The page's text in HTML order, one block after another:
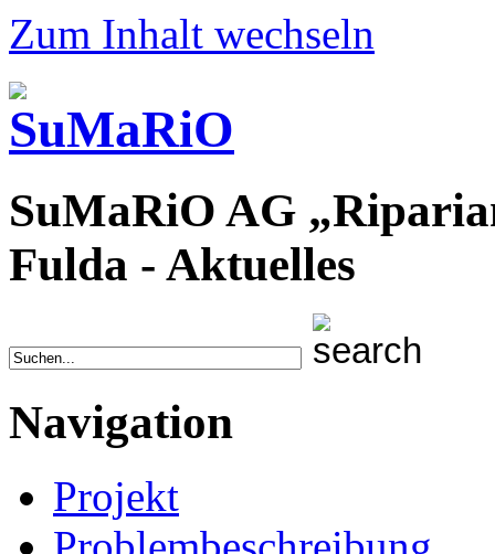
Zum Inhalt wechseln
SuMaRiO AG
Fulda - Aktuelles
Navigation
Projekt